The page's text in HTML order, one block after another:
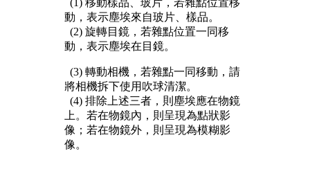
(1) 移動樣品、玻片，若雜點位置移
動，表示塵埃來自玻片、樣品。
(2) 旋轉目鏡，若雜點位置一同移
動，表示塵埃在目鏡。
(3) 轉動相機，若雜點一同移動，請
將相機拆下使用吹球清潔。
(4) 排除上述三者，則塵埃應在物鏡
上。若在物鏡內，則呈現為點狀影
像；若在物鏡外，則呈現為模糊影
像。